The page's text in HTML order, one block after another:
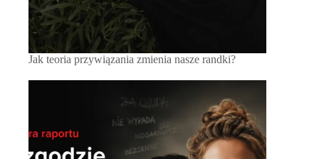
Jak teoria przywiązania zmienia nasze randki?